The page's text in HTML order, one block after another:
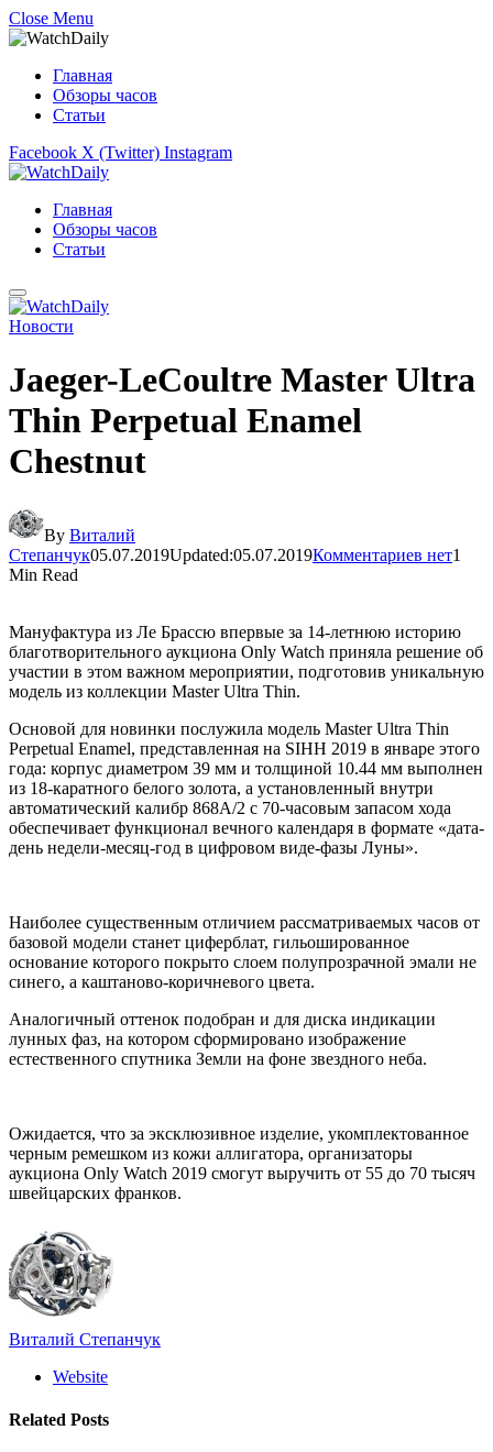
Close Menu
Главная
Обзоры часов
Статьи
Facebook X (Twitter) Instagram
Главная
Обзоры часов
Статьи
Новости
Jaeger-LeCoultre Master Ultra
Thin Perpetual Enamel
Chestnut
By Виталий
Степанчук05.07.2019Updated:05.07.2019Комментариев нет1
Min Read
Мануфактура из Ле Брассю впервые за 14-летнюю историю
благотворительного аукциона Only Watch приняла решение об
участии в этом важном мероприятии, подготовив уникальную
модель из коллекции Master Ultra Thin.
Основой для новинки послужила модель Master Ultra Thin
Perpetual Enamel, представленная на SIHH 2019 в январе этого
года: корпус диаметром 39 мм и толщиной 10.44 мм выполнен
из 18-каратного белого золота, а установленный внутри
автоматический калибр 868А/2 с 70-часовым запасом хода
обеспечивает функционал вечного календаря в формате «дата-
день недели-месяц-год в цифровом виде-фазы Луны».
Наиболее существенным отличием рассматриваемых часов от
базовой модели станет циферблат, гильошированное
основание которого покрыто слоем полупрозрачной эмали не
синего, а каштаново-коричневого цвета.
Аналогичный оттенок подобран и для диска индикации
лунных фаз, на котором сформировано изображение
естественного спутника Земли на фоне звездного неба.
Ожидается, что за эксклюзивное изделие, укомплектованное
черным ремешком из кожи аллигатора, организаторы
аукциона Only Watch 2019 смогут выручить от 55 до 70 тысяч
швейцарских франков.
Виталий Степанчук
Website
Related Posts